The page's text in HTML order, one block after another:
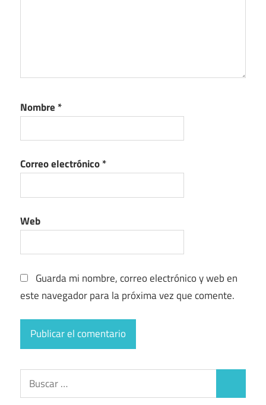
Nombre *
Correo electrónico*
Web
Guarda mi nombre, correo electrónico y web en
este navegador para la próxima vez que comente.
Buscar: